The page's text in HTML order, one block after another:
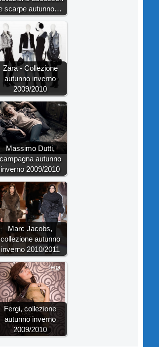
scarpe autunno…
Zara - Collezione
autunno inverno
2009/2010
Massimo Dutti,
campagna autunno
inverno 2009/2010
Marc Jacobs,
collezione autunno
inverno 2010/2011
Fergi, collezione
autunno inverno
2009/2010